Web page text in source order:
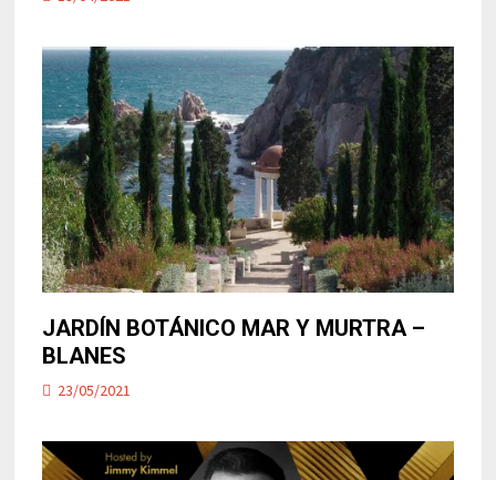
JARDÍN BOTÁNICO MAR Y MURTRA –
BLANES
23/05/2021